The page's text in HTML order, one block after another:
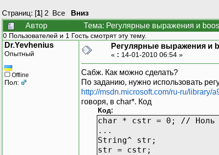
Страниц: [1] 2 Все
Вниз
Автор
Тема: Регулярные выражения и
0 Пользователей и 1 Гость смотрят эту тему.
Dr.Yevhenius
Опытный
Offline
Пол:
Регулярные выражения и
« : 14-01-2010 06:54 »
Сабж. Как можно сделать?
По заданию, нужно использовать
http://msdn.microsoft.com/ru-ru/library/
говоря, в char*. Код
Код:
char * cstr = 0; // Ноль
...
String^ str;
str = cstr;